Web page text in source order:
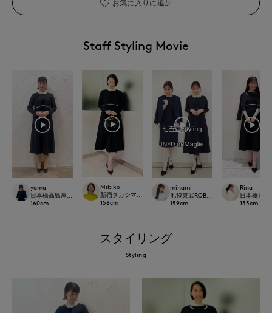
お気に入りに追加
Staff Styling Movie
yama
日本橋高島屋SC SUPERIOR CLOSET
160cm
Mikiko
新宿タカシマヤSUPERIOR CLOSET
158cm
minami
池袋東武ROBE SUPERIOR CLOSET
159cm
Rina
日本橋高
155cm
スタイリング
Styling